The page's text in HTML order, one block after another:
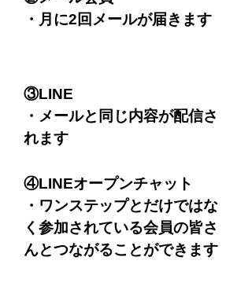
・月に2回メールが届きます
③LINE
・メールと同じ内容が配信さ
れます
​④LINEオープンチャット
・ワンステップとだけではな
く参加されている会員の皆さ
んとつながることができます